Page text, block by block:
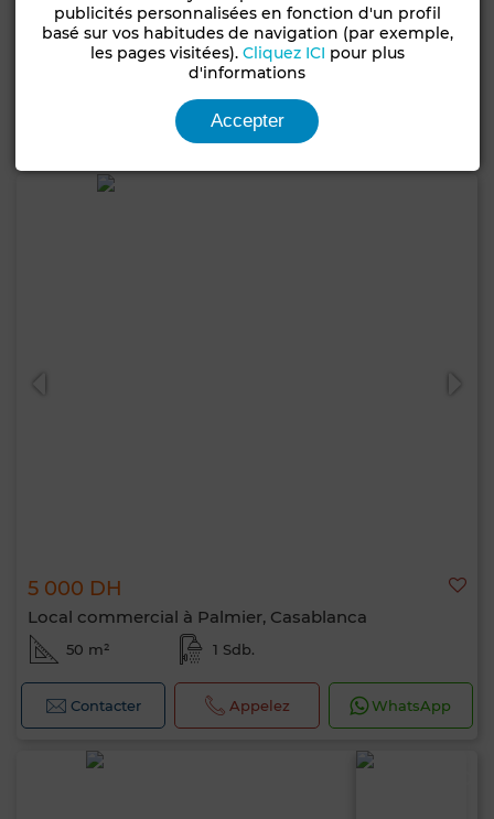
50 000 DH
Local commercial à Palmier, Casablanca
1 Sdb.
Appelez
5 000 DH
Local commercial à Palmier, Casablanca
50 m² 1 Sdb.
Contacter Appelez WhatsApp
publicités personnalisées en fonction d'un profil
basé sur vos habitudes de navigation (par exemple,
les pages visitées). Cliquez ICI pour plus
d'informations
Accepter